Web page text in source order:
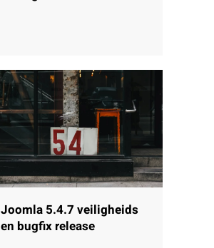
Joomla 5.4.7 veiligheids
en bugfix release